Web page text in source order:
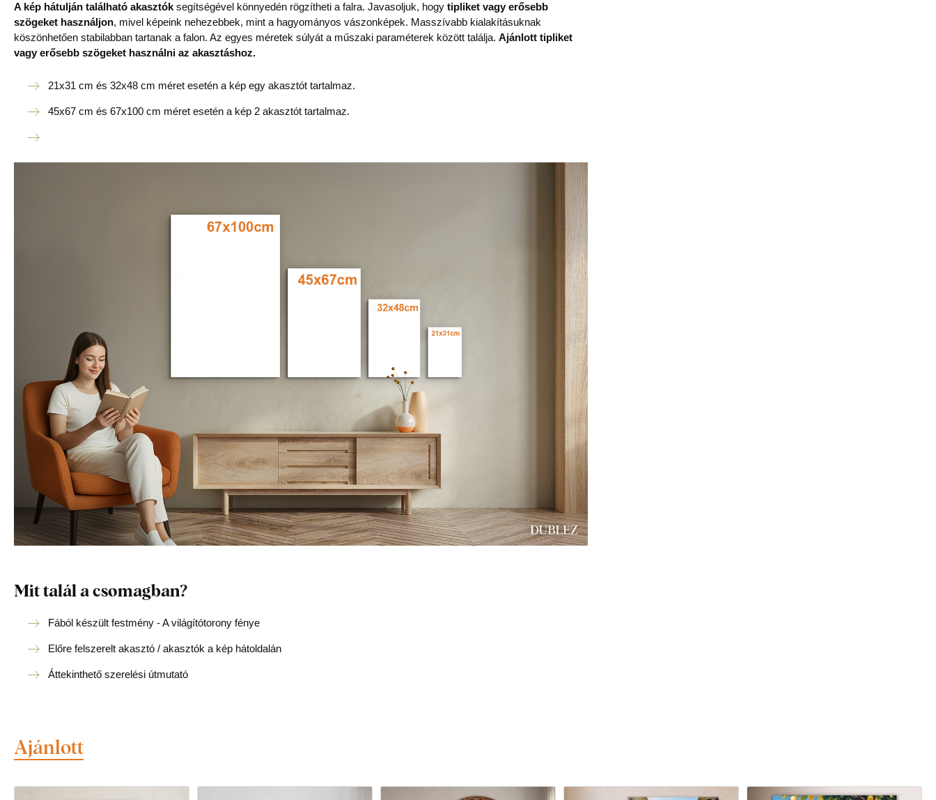
A kép hátulján található akasztók segítségével könnyedén rögzítheti a falra. Javasoljuk, hogy tipliket vagy erősebb
szögeket használjon, mivel képeink nehezebbek, mint a hagyományos vászonképek. Masszívabb kialakításuknak
köszönhetően stabilabban tartanak a falon. Az egyes méretek súlyát a műszaki paraméterek között találja. Ajánlott tipliket
vagy erősebb szögeket használni az akasztáshoz.
21x31 cm és 32x48 cm méret esetén a kép egy akasztót tartalmaz.
45x67 cm és 67x100 cm méret esetén a kép 2 akasztót tartalmaz.
Mit talál a csomagban?
Fából készült festmény - A világítótorony fénye
Előre felszerelt akasztó / akasztók a kép hátoldalán
Áttekinthető szerelési útmutató
Ajánlott